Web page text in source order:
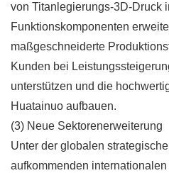
von Titanlegierungs-3D-Druck
Funktionskomponenten
maßgeschneiderte
Kunden bei
unterstützen und die
Huatainuo aufbauen.
(3) Neue Sektorenerweiterung
Unter der globalen
aufkommenden